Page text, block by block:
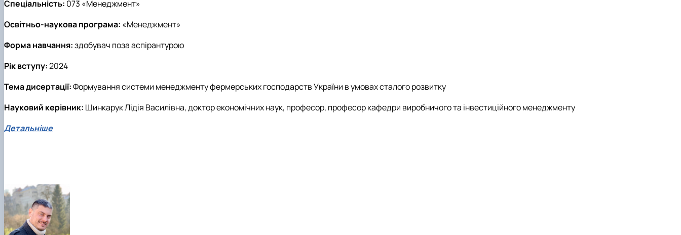
Спеціальність: 073 «Менеджмент»
Освітньо-наукова програма: «Менеджмент»
Форма навчання:здобувач поза аспірантурою
Рік вступу:2024
Тема дисертації:Формування системи менеджменту фермерських господарств України в умовах сталого розвитку
Науковий керівник: Шинкарук Лідія Василівна, доктор економічних наук, професор, професор кафедри виробничого та інвестиційного менеджменту
Детальніше